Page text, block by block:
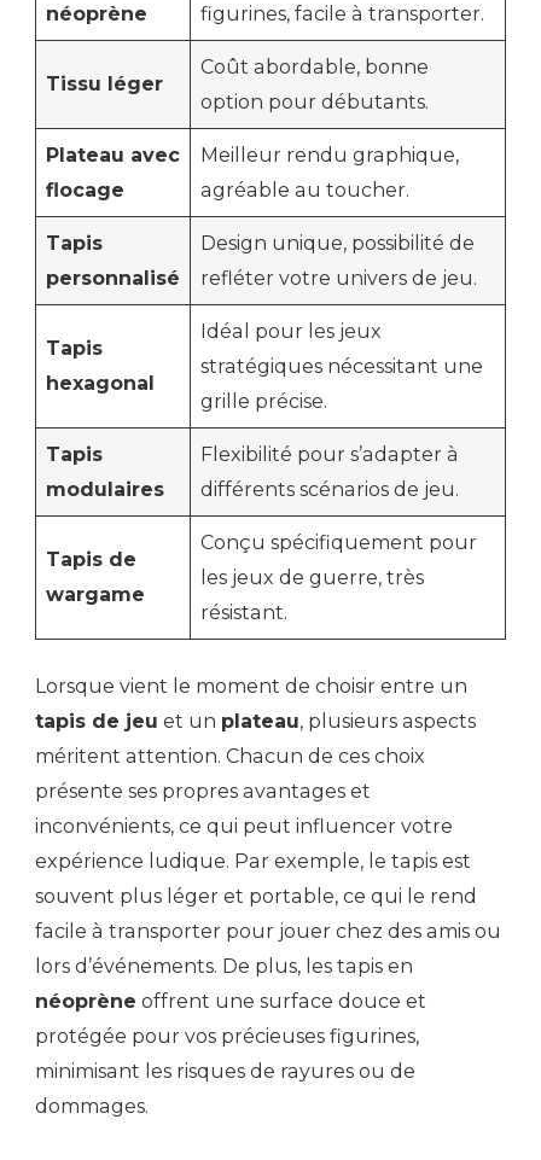
néoprène
figurines, facile à transporter.
Tissu léger
Coût abordable, bonne
option pour débutants.
Plateau avec
flocage
Meilleur rendu graphique,
agréable au toucher.
Tapis
personnalisé
Design unique, possibilité de
refléter votre univers de jeu.
Tapis
hexagonal
Idéal pour les jeux
stratégiques nécessitant une
grille précise.
Tapis
modulaires
Flexibilité pour s’adapter à
différents scénarios de jeu.
Tapis de
wargame
Conçu spécifiquement pour
les jeux de guerre, très
résistant.
Lorsque vient le moment de choisir entre un
tapis de jeu et un plateau, plusieurs aspects
méritent attention. Chacun de ces choix
présente ses propres avantages et
inconvénients, ce qui peut influencer votre
expérience ludique. Par exemple, le tapis est
souvent plus léger et portable, ce qui le rend
facile à transporter pour jouer chez des amis ou
lors d’événements. De plus, les tapis en
néoprène offrent une surface douce et
protégée pour vos précieuses figurines,
minimisant les risques de rayures ou de
dommages.